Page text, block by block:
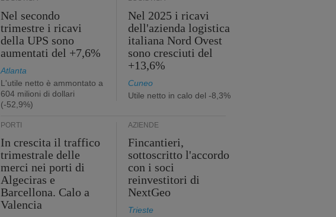
Nel secondo
trimestre i ricavi
della UPS sono
aumentati del +7,6%
Atlanta
L'utile netto è ammontato a
604 milioni di dollari
(-52,9%)
Nel 2025 i ricavi
dell'azienda logistica
italiana Nord Ovest
sono cresciuti del
+13,6%
Cuneo
Utile netto in calo del -8,3%
PORTI
In crescita il traffico
trimestrale delle
merci nei porti di
Algeciras e
Barcellona. Calo a
Valencia
AZIENDE
Fincantieri,
sottoscritto l'accordo
con i soci
reinvestitori di
NextGeo
Trieste